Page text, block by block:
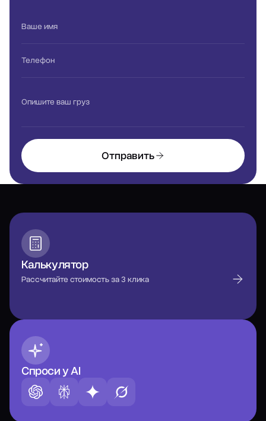
Ваше имя
Телефон
Опишите ваш груз
Отправить
Калькулятор
Рассчитайте стоимость за 3 клика
Спроси у AI